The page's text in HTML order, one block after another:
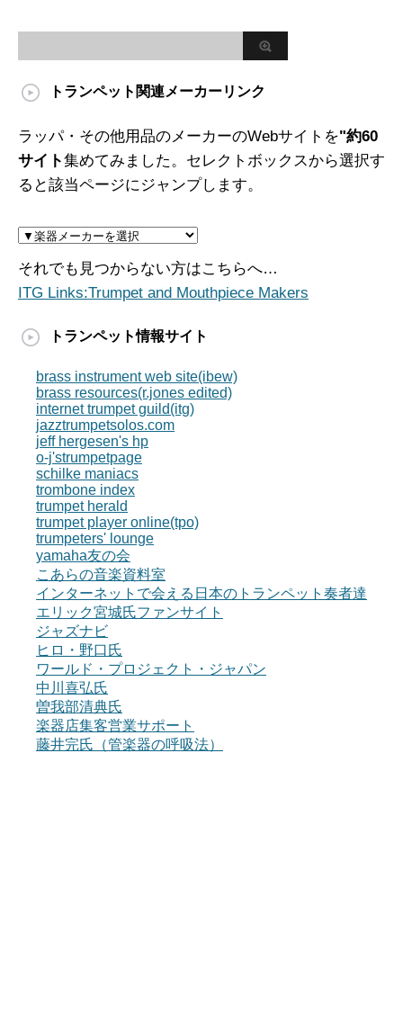
トランペット関連メーカーリンク
ラッパ・その他用品のメーカーのWebサイトを"約60
サイト集めてみました。セレクトボックスから選択す
ると該当ページにジャンプします。
それでも見つからない方はこちらへ…
ITG Links:Trumpet and Mouthpiece Makers
トランペット情報サイト
brass instrument web site(ibew)
brass resources(r.jones edited)
internet trumpet guild(itg)
jazztrumpetsolos.com
jeff hergesen's hp
o-j'strumpetpage
schilke maniacs
trombone index
trumpet herald
trumpet player online(tpo)
trumpeters' lounge
yamaha友の会
こあらの音楽資料室
インターネットで会える日本のトランペット奏者達
エリック宮城氏ファンサイト
ジャズナビ
ヒロ・野口氏
ワールド・プロジェクト・ジャパン
中川喜弘氏
曽我部清典氏
楽器店集客営業サポート
藤井完氏（管楽器の呼吸法）